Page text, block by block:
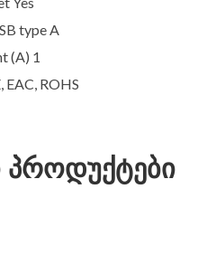
type A
(A) 1
ROHS
პროდუქტები